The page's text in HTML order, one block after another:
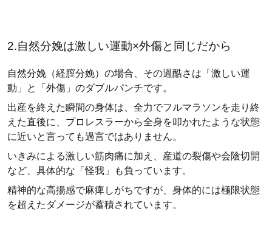
2.自然分娩は激しい運動×外傷と同じだから
自然分娩（経膣分娩）の場合、その過酷さは「激しい運
動」と「外傷」のダブルパンチです。
出産を終えた瞬間の身体は、全力でフルマラソンを走り終
えた直後に、プロレスラーから全身を叩かれたような状態
に近いと言っても過言ではありません。
いきみによる激しい筋肉痛に加え、産道の裂傷や会陰切開
など、具体的な「怪我」も負っています。
精神的な高揚感で麻痺しがちですが、身体的には極限状態
を超えたダメージが蓄積されています。